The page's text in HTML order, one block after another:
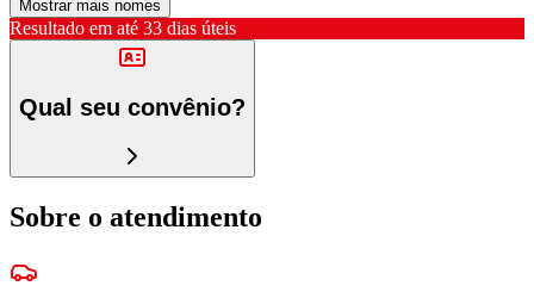
Mostrar mais nomes
Resultado em até 33 dias úteis
Qual seu convênio?
Sobre o atendimento